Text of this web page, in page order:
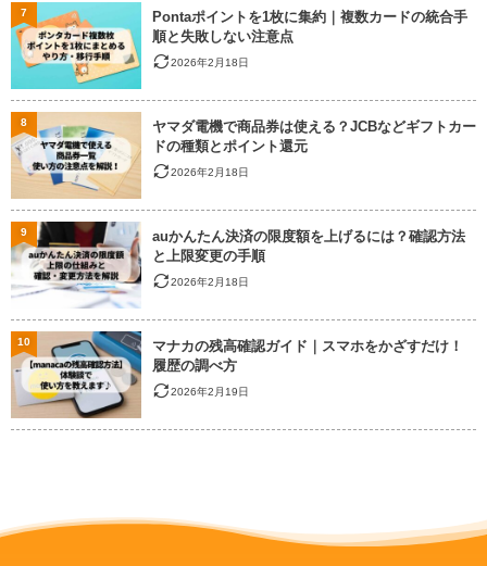
Pontaポイントを1枚に集約｜複数カードの統合手
順と失敗しない注意点
2026年2月18日
7
ヤマダ電機で商品券は使える？JCBなどギフトカー
ドの種類とポイント還元
2026年2月18日
8
auかんたん決済の限度額を上げるには？確認方法
と上限変更の手順
2026年2月18日
9
マナカの残高確認ガイド｜スマホをかざすだけ！
履歴の調べ方
2026年2月19日
10